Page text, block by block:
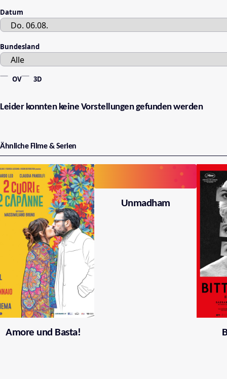
Datum
Bundesland
OV 3D
Leider konnten keine Vorstellungen gefunden werden
Ähnliche Filme & Serien
Amore und Basta!
Unmadham